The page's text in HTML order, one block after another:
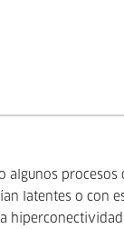
algunos
latentes o con